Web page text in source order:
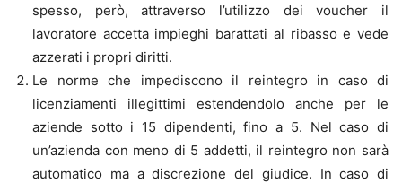
spesso, però, attraverso l’utilizzo dei voucher il
lavoratore accetta impieghi barattati al ribasso e vede
azzerati i propri diritti.
Le norme che impediscono il reintegro in caso di
licenziamenti illegittimi estendendolo anche per le
aziende sotto i 15 dipendenti, fino a 5. Nel caso di
un’azienda con meno di 5 addetti, il reintegro non sarà
automatico ma a discrezione del giudice. In caso di